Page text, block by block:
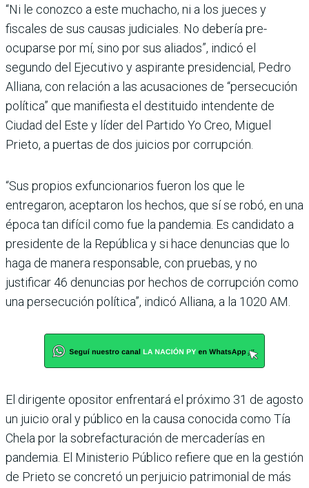
“Ni le conozco a este mucha­cho, ni a los jueces y
fiscales de sus cau­sas judiciales. No debería pre­
ocuparse por mí, sino por sus aliados”, indicó el
segundo del Ejecutivo y aspirante presi­dencial, Pedro
Alliana, con relación a las acusaciones de “persecución
política” que manifiesta el destituido intendente de
Ciudad del Este y líder del Partido Yo Creo, Miguel
Prieto, a puertas de dos juicios por corrupción.
“Sus propios exfuncionarios fueron los que le
entregaron, aceptaron los hechos, que sí se robó, en una
época tan difí­cil como fue la pandemia. Es candidato a
presidente de la República y si hace denun­cias que lo
haga de manera responsable, con pruebas, y no
justificar 46 denuncias por hechos de corrupción como
una persecución política”, indicó Alliana, a la 1020 AM.
El dirigente opositor enfren­tará el próximo 31 de agosto
un juicio oral y público en la causa conocida como Tía
Chela por la sobrefacturación de mercaderías en
pandemia. El Ministerio Público refiere que en la gestión
de Prieto se concretó un perjuicio patri­monial de más